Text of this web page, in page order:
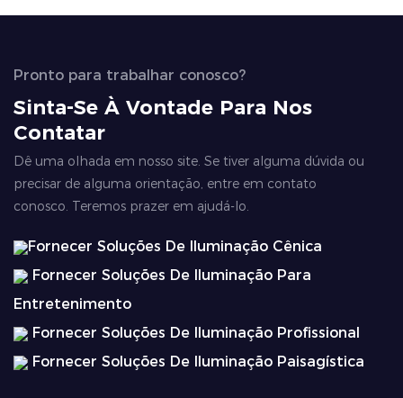
Pronto para trabalhar conosco?
Sinta-Se À Vontade Para Nos
Contatar
Dê uma olhada em nosso site. Se tiver alguma dúvida ou
precisar de alguma orientação, entre em contato
conosco. Teremos prazer em ajudá-lo.
Fornecer Soluções De Iluminação Cênica
Fornecer Soluções De Iluminação Para
Entretenimento
Fornecer Soluções De Iluminação Profissional
Fornecer Soluções De Iluminação Paisagística